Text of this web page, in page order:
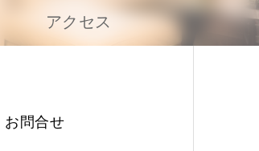
アクセス
お問合せ